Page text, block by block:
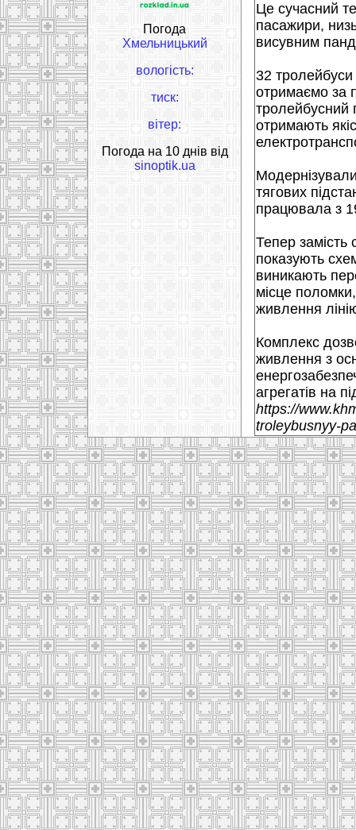
Погода
Хмельницький
вологість:
тиск:
вітер:
Погода на 10 днів від
sinoptik.ua
Це сучасний
пасажири,
висувним
32
отримаємо за
тролейбусний
отримають
тягових
працювала з
Тепер
показують
виникають
місце
живлення
Комплекс
живлення з
агрегатів на
https://
troleybusnyy-